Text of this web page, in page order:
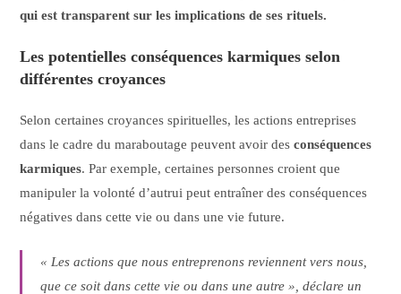
qui est transparent sur les implications de ses rituels.
Les potentielles conséquences karmiques selon
différentes croyances
Selon certaines croyances spirituelles, les actions entreprises
dans le cadre du maraboutage peuvent avoir desconséquences
karmiques. Par exemple, certaines personnes croient que
manipuler la volonté d’autrui peut entraîner des conséquences
négatives dans cette vie ou dans une vie future.
« Les actions que nous entreprenons reviennent vers nous,
que ce soit dans cette vie ou dans une autre », déclare un